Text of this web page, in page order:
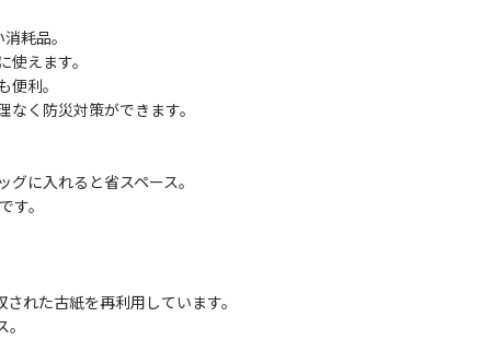
耗品。
使えます。
便利。
く防災対策ができます。
に入れると省スペース。
す。
れた古紙を再利用しています。